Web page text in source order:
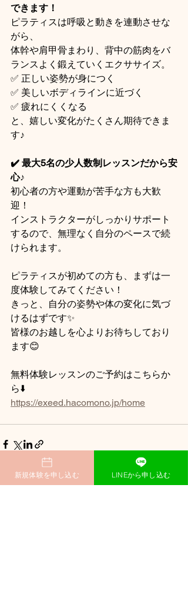
できます！
ピラティスは呼吸と動きを連動させな
がら、
体幹や肩甲骨まわり、背中の筋肉をバ
ランスよく鍛えていくエクササイズ。
✅ 正しい姿勢が身につく
✅ 美しいボディラインに近づく
✅ 疲れにくくなる
と、嬉しい変化がたくさん期待できま
す♪
✔️ 最大5名の少人数制レッスンだから安
心♪
初心者の方や運動が苦手な方も大歓
迎！
インストラクターがしっかりサポート
するので、無理なく自分のペースで続
けられます。
ピラティスが初めての方も、まずは一
度体験してみてください！
きっと、自分の姿勢や体の変化に気づ
けるはずです✨
皆様のお越しを心よりお待ちしており
ます😊
無料体験レッスンのご予約はこちらか
ら⬇️
https://exeed.hacomono.jp/home
新規体験を申し込む LINEから申し込む